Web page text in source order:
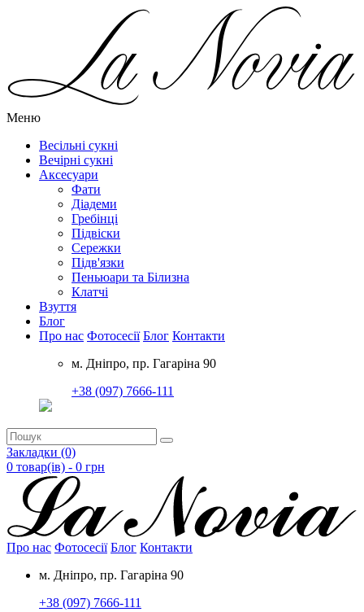
Меню
Весільні сукні
Вечірні сукні
Аксесуари
Фати
Діадеми
Гребінці
Підвіски
Сережки
Підв'язки
Пеньюари та Білизна
Клатчі
Взуття
Блог
Про нас Фотосесії Блог Контакти
м. Дніпро, пр. Гагаріна 90
+38 (097) 7666-111
Закладки (0)
0 товар(ів) - 0 грн
Про нас Фотосесії Блог Контакти
м. Дніпро, пр. Гагаріна 90
+38 (097) 7666-111